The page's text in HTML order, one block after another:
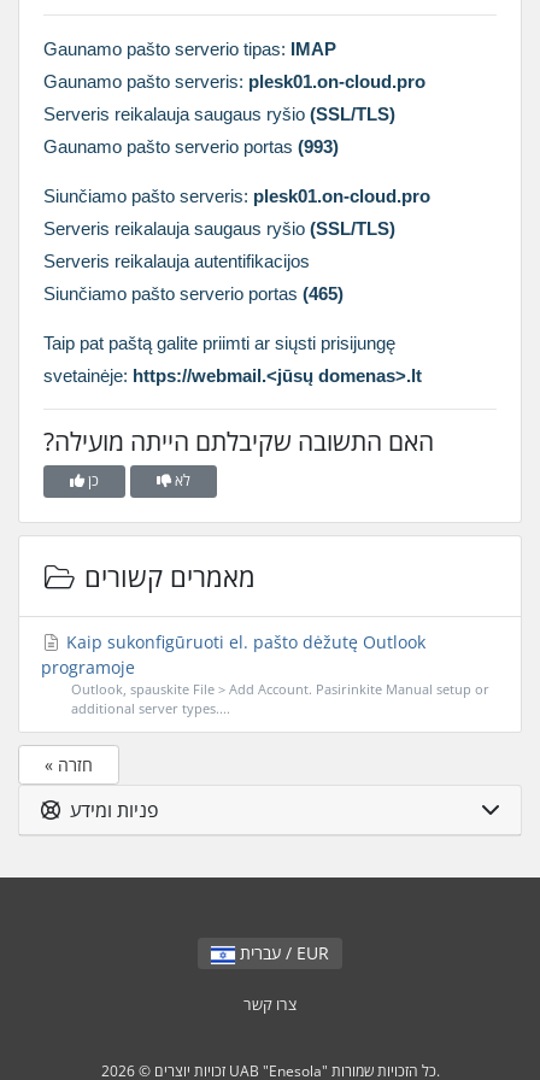
Gaunamo pašto serverio tipas: IMAP
Gaunamo pašto serveris: plesk01.on-cloud.pro
Serveris reikalauja saugaus ryšio (SSL/TLS)
Gaunamo pašto serverio portas (993)
Siunčiamo pašto serveris: plesk01.on-cloud.pro
Serveris reikalauja saugaus ryšio (SSL/TLS)
Serveris reikalauja autentifikacijos
Siunčiamo pašto serverio portas (465)
Taip pat paštą galite priimti ar siųsti prisijungę
svetainėje: https://webmail.<jūsų domenas>.lt
?האם התשובה שקיבלתם הייתה מועילה
כן לא
מאמרים קשורים
Kaip sukonfigūruoti el. pašto dėžutę Outlook
programoje
Outlook, spauskite File > Add Account. Pasirinkite Manual setup or
additional server types....
« חזרה
פניות ומידע
עברית / EUR
צרו קשר
זכויות יוצרים © 2026 UAB "Enesola" כל הזכויות שמורות.